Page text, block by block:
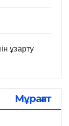
ұзарту
Мұрағат